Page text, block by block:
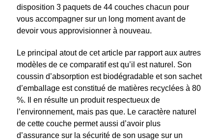
disposition 3 paquets de 44 couches chacun pour
vous accompagner sur un long moment avant de
devoir vous approvisionner à nouveau.
Le principal atout de cet article par rapport aux autres
modèles de ce comparatif est qu’il est naturel. Son
coussin d’absorption est biodégradable et son sachet
d’emballage est constitué de matières recyclées à 80
%. Il en résulte un produit respectueux de
l’environnement, mais pas que. Le caractère naturel
de cette couche permet aussi d’avoir plus
d’assurance sur la sécurité de son usage sur un